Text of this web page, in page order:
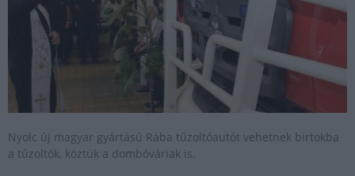
Nyolc új magyar gyártású Rába tűzoltóautót vehetnek birtokba
a tűzoltók, köztük a dombóváriak is.